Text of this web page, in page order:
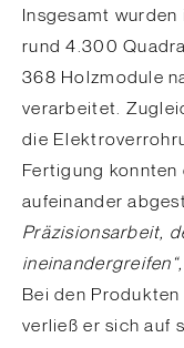
Insgesamt
rund 4.300
368 Holzmodule
verarbeitet.
die
Fertigung konnten
aufeinander
Präzisionsarbeit,
ineinandergreifen“,
Bei den
verließ er sich auf